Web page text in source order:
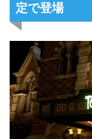
定で登場